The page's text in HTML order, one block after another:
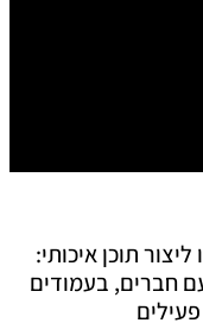
תוכן איכותי:
חברים, בעמודים